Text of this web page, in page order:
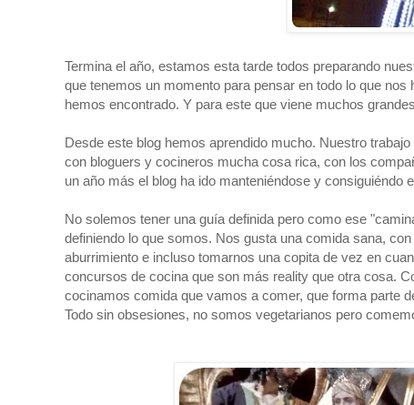
Termina el año, estamos esta tarde todos preparando
que tenemos un momento para pensar en todo lo que
hemos encontrado. Y para este que viene muchos
Desde este blog hemos aprendido mucho. Nuestro
con bloguers y cocineros mucha cosa rica, con los
un año más el blog ha ido manteniéndose y consiguiéndo
No solemos tener una guía definida pero como ese
definiendo lo que somos. Nos gusta una comida sana,
aburrimiento e incluso tomarnos una copita de vez en
concursos de cocina que son más reality que otra cosa.
cocinamos comida que vamos a comer, que forma parte
Todo sin obsesiones, no somos vegetarianos pero